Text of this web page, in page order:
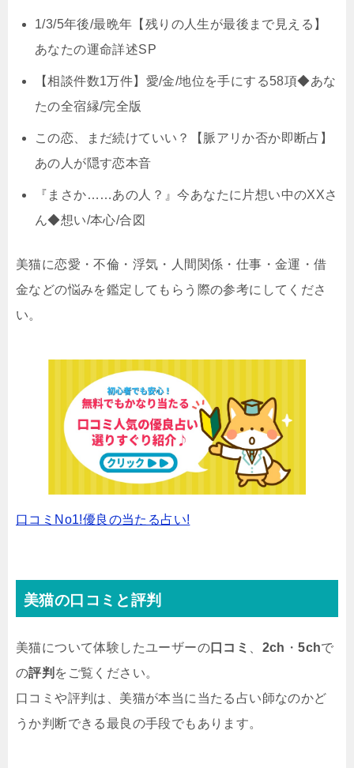
1/3/5年後/最晩年【残りの人生が最後まで見える】
あなたの運命詳述SP
【相談件数1万件】愛/金/地位を手にする58項◆あな
たの全宿縁/完全版
この恋、まだ続けていい？【脈アリか否か即断占】
あの人が隠す恋本音
『まさか……あの人？』今あなたに片想い中のXXさ
ん◆想い/本心/合図
美猫に恋愛・不倫・浮気・人間関係・仕事・金運・借
金などの悩みを鑑定してもらう際の参考にしてくださ
い。
口コミNo1!優良の当たる占い!
美猫の口コミと評判
美猫について体験したユーザーの口コミ 2ch ・5chで
の評判 をご覧ください。
口コミや評判は、美猫が本当に当たる占い師なのかど
うか判断できる最良の手段でもあります。